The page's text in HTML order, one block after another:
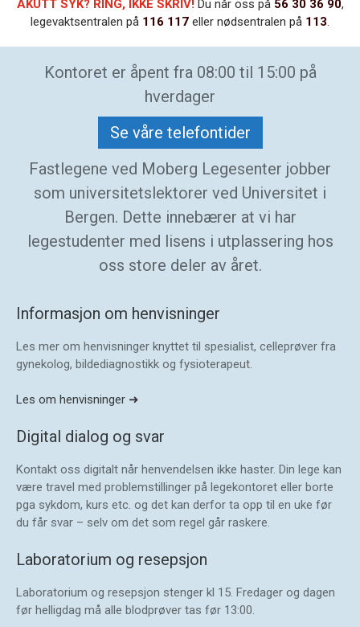
AKUTT SYK? RING, IKKE SKRIV!Du når oss på 56 30 36 90,
legevaktsentralen på 116 117 eller nødsentralen på 113.
Kontoret er åpent fra 08:00 til 15:00 på
hverdager
Se våre telefontider
Fastlegene ved Moberg Legesenter jobber
som universitetslektorer ved Universitet i
Bergen. Dette innebærer at vi har
legestudenter med lisens i utplassering hos
oss store deler av året.
Informasjon om henvisninger
Les mer om henvisninger knyttet til spesialist, celleprøver fra
gynekolog, bildediagnostikk og fysioterapeut.
Les om henvisninger ➜
Digital dialog og svar
Kontakt oss digitalt når henvendelsen ikke haster. Din lege kan
være travel med problemstillinger på legekontoret eller borte
pga sykdom, kurs etc. og det kan derfor ta opp til en uke før
du får svar – selv om det som regel går raskere.
Laboratorium og resepsjon
Laboratorium og resepsjon stenger kl 15. Fredager og dagen
før helligdag må alle blodprøver tas før 13:00.